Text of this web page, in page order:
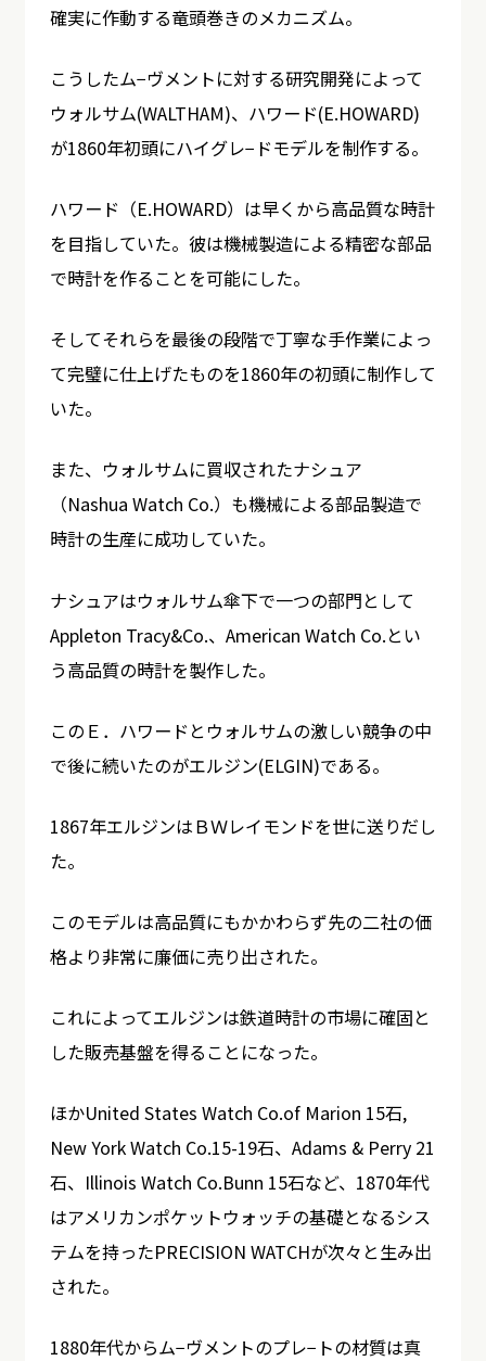
確実に作動する竜頭巻きのメカニズム。
こうしたム−ヴメントに対する研究開発によって
ウォルサム(WALTHAM)、ハワード(E.HOWARD)
が1860年初頭にハイグレ−ドモデルを制作する。
ハワード（E.HOWARD）は早くから高品質な時計
を目指していた。彼は機械製造による精密な部品
で時計を作ることを可能にした。
そしてそれらを最後の段階で丁寧な手作業によっ
て完璧に仕上げたものを1860年の初頭に制作して
いた。
また、ウォルサムに買収されたナシュア
（Nashua Watch Co.）も機械による部品製造で
時計の生産に成功していた。
ナシュアはウォルサム傘下で一つの部門として
Appleton Tracy&Co.、American Watch Co.とい
う高品質の時計を製作した。
このＥ．ハワードとウォルサムの激しい競争の中
で後に続いたのがエルジン(ELGIN)である。
1867年エルジンはＢＷレイモンドを世に送りだし
た。
このモデルは高品質にもかかわらず先の二社の価
格より非常に廉価に売り出された。
これによってエルジンは鉄道時計の市場に確固と
した販売基盤を得ることになった。
ほかUnited States Watch Co.of Marion 15石,
New York Watch Co.15-19石、Adams & Perry 21
石、Illinois Watch Co.Bunn 15石など、1870年代
はアメリカンポケットウォッチの基礎となるシス
テムを持ったPRECISION WATCHが次々と生み出
された。
1880年代からム−ヴメントのプレ−トの材質は真